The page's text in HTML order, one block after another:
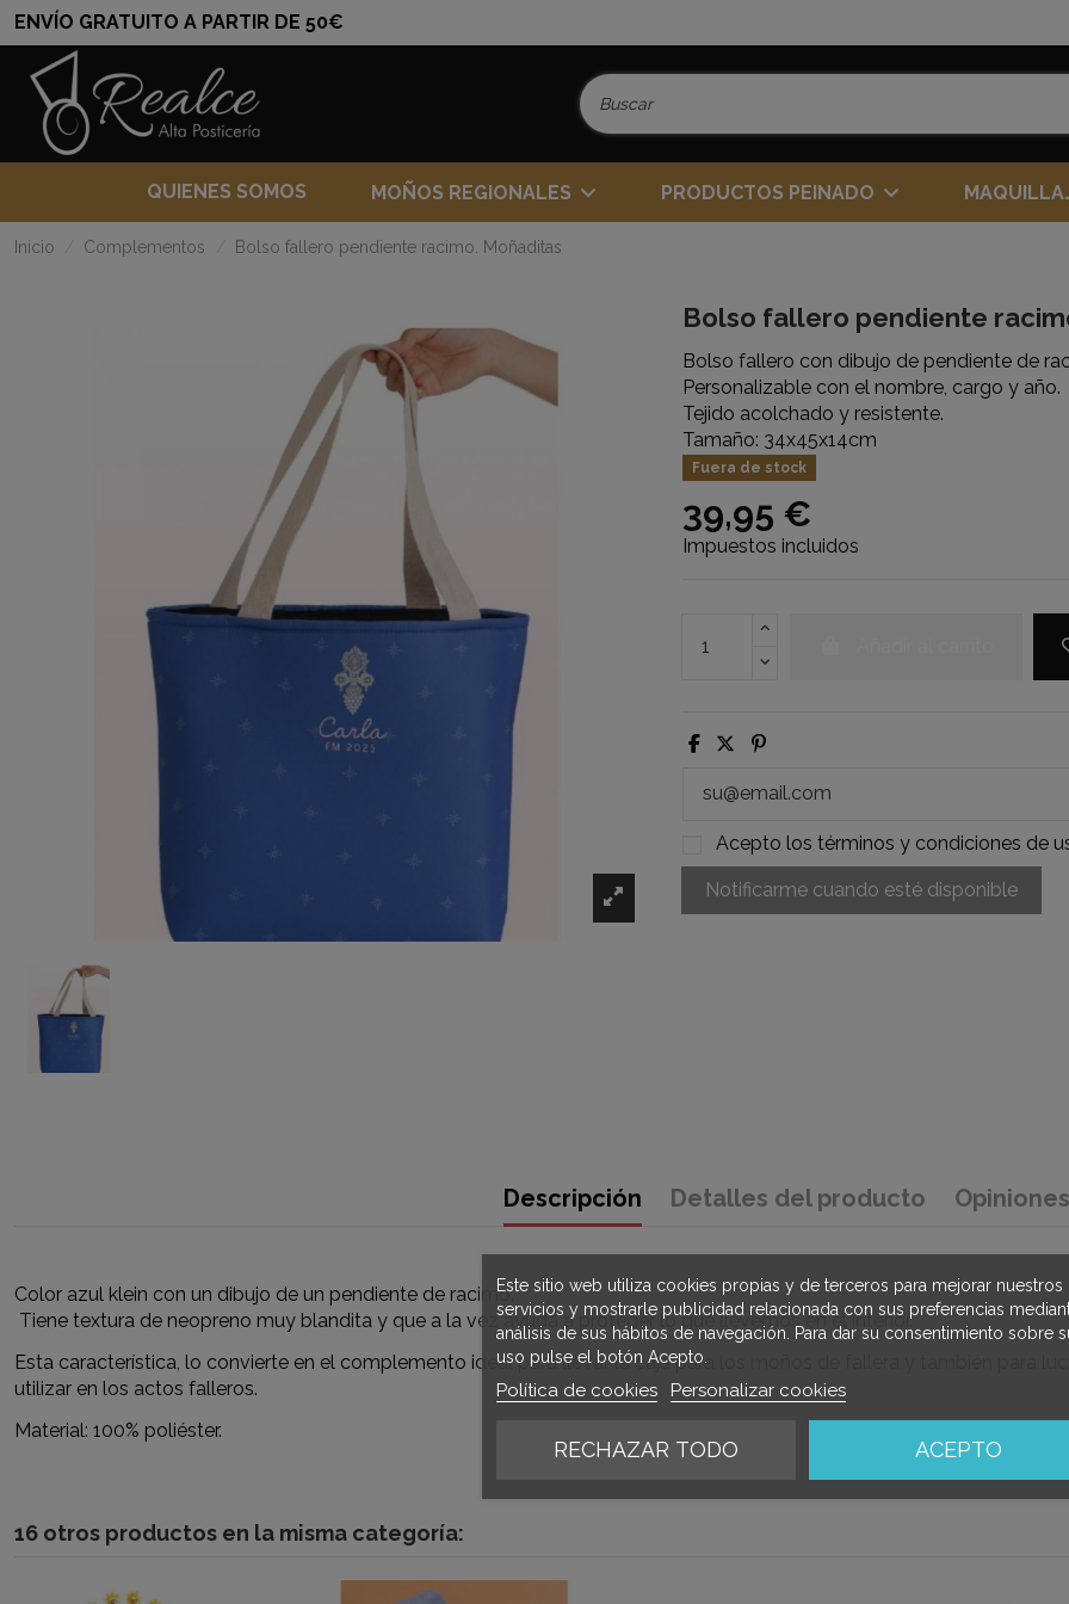
ENVÍO GRATUITO A PARTIR DE 50€
QUIENES SOMOS MOÑOS REGIONALES PRODUCTOS PEINADO
Inicio Complementos Bolso fallero pendiente racimo. Moñaditas
Bolso fallero pendiente
Bolso fallero con dibujo de pendiente de
Personalizable con el nombre, cargo y año.
Tejido acolchado y resistente.
Tamaño: 34x45x14cm
Fuera de stock
39,95 €
Impuestos incluidos
Acepto los términos y condiciones de
Descripción Detalles del producto Opiniones
Color azul klein con un dibujo de un pendiente de racimo.
Tiene textura de neopreno muy blandita y que a la vez ayuda a proteger lo que llevemos en el interior.
Esta característica, lo convierte en el complemento ideal para llevar la caja para los moños de fallera y también para
utilizar en los actos falleros.
Material: 100% poliéster.
16 otros productos en la misma categoría:
Este sitio web utiliza cookies propias y de terceros para mejorar nuestros
servicios y mostrarle publicidad relacionada con sus preferencias
análisis de sus hábitos de navegación. Para dar su consentimiento sobre
uso pulse el botón Acepto.
Política de cookies Personalizar cookies
RECHAZAR TODO ACEPTO